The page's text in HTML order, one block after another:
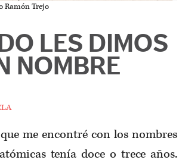
Ramón Trejo
LES DIMOS
NOMBRE
me encontré con los nombres
tenía doce o trece años.